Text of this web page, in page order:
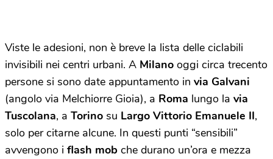
Viste le adesioni, non è breve la lista delle ciclabili
invisibili nei centri urbani. A Milano oggi circa trecento
persone si sono date appuntamento in via Galvani
(angolo via Melchiorre Gioia), a Roma lungo la via
Tuscolana, a Torino su Largo Vittorio Emanuele II,
solo per citarne alcune. In questi punti “sensibili”
avvengono i flash mob che durano un’ora e mezza